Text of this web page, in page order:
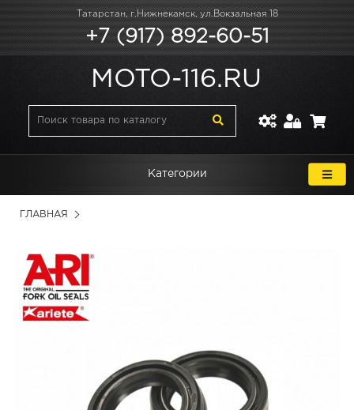
Татарстан, г.Нижнекамск, ул.Вокзальная 18
+7 (917) 892-60-51
MOTO-116.RU
Категории
ГЛАВНАЯ